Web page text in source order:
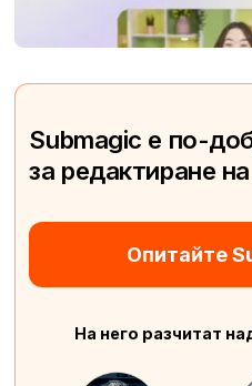
Submagic е по-
за редактиране
Опитайте
На него разчитат